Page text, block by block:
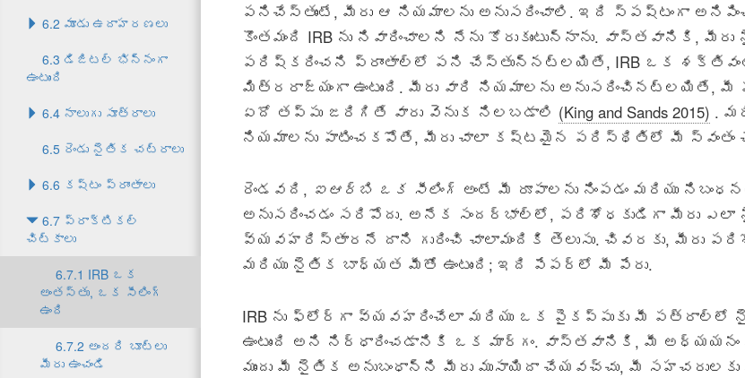
6.2 మూడు ఉదాహరణలు
6.3 డిజిటల్ భిన్నంగా
ఉంటుంది
6.4 నాలుగు సూత్రాలు
6.5 రెండు నైతిక చట్రాలు
6.6 కష్టం ప్రాంతాలు
6.7 ప్రాక్టికల్
చిట్కాలు
6.7.1 IRB ఒక
అంతస్తు, ఒక సీలింగ్
ఉంది
6.7.2 అందరి బూట్లు
మీరు ఉంచండి
పనిచేస్తుంటే, మీరు ఆ నియమాలను అనుసరించాలి. ఇది స్పష్టంగా
కొంతమంది IRB ను నివారించాలని నేను కోరుకుంటున్నాను. వాస్తవానికి,
పరిష్కరించని ప్రాంతాల్లో పని చేస్తున్నట్లయితే, IRB ఒక
మిత్రరాజ్యంగా ఉంటుంది. మీరు వారి నియమాలను అనుసరించినట్లయితే,
ఏదో తప్పు జరిగితే వారు వెనుక నిలబడాలి (King and Sands 2015) .
నియమాలను పాటించకపోతే, మీరు చాలా కష్టమైన పరిస్థితిలో మీ స్వంతం
రెండవది, ఐఆర్బి ఒక సీలింగ్ అంటే మీ రూపాలను నింపడం మరియు
అనుసరించడం సరిపోదు. అనేక సందర్భాల్లో, పరిశోధకుడిగా మీరు ఎలా
వ్యవహరిస్తారనే దాని గురించి చాలామందికి తెలుసు. చివరకు, మీరు
మరియు నైతిక బాధ్యత మీతో ఉంటుంది; ఇది పేపర్లో మీ పేరు.
IRB ను ఫ్లోర్గా వ్యవహరించేలా మరియు ఒక పైకప్పుకు మీ పత్రాల్లో
ఉంటుంది అని నిర్ధారించడానికి ఒక మార్గం. వాస్తవానికి, మీ
ముందు మీ నైతిక అనుబంధాన్ని మీరు ముసాయిదా చేయవచ్చు, మీ సహచరులకు